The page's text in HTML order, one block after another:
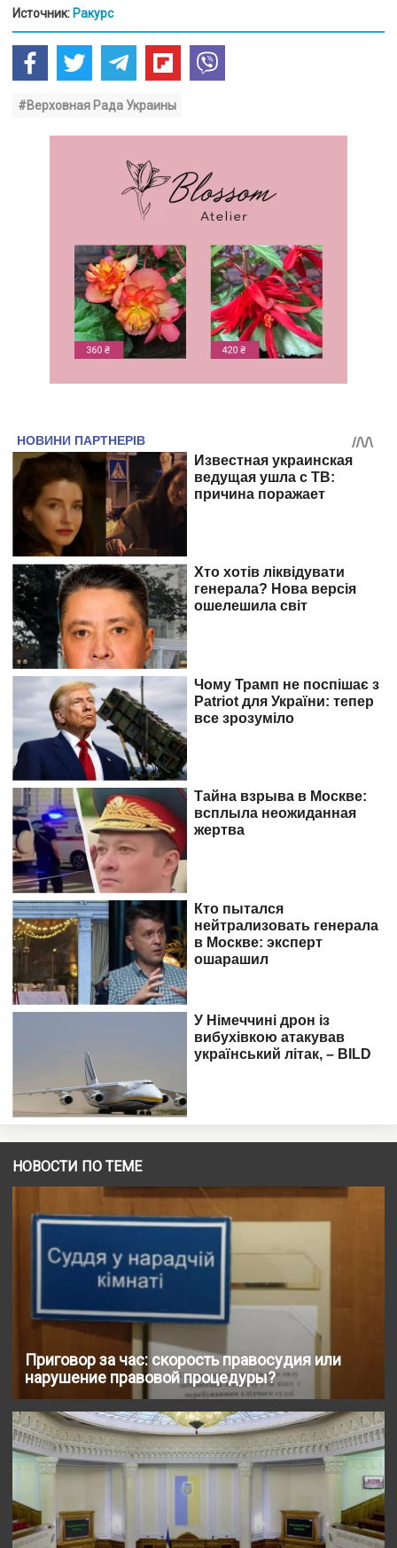
Источник: Ракурс
#Верховная Рада Украины
НОВОСТИ ПО ТЕМЕ
Приговор за час: скорость правосудия или
нарушение правовой процедуры?